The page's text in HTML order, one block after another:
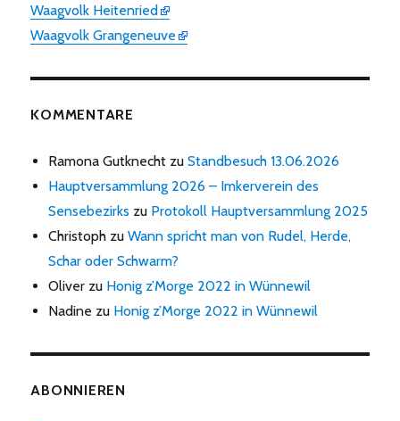
Waagvolk Heitenried
Waagvolk Grangeneuve
KOMMENTARE
Ramona Gutknecht zuStandbesuch 13.06.2026
Hauptversammlung 2026 – Imkerverein des
Sensebezirks zu Protokoll Hauptversammlung 2025
Christoph zuWann spricht man von Rudel, Herde,
Schar oder Schwarm?
Oliver zu Honig z’Morge 2022 in Wünnewil
Nadine zu Honig z’Morge 2022 in Wünnewil
ABONNIEREN